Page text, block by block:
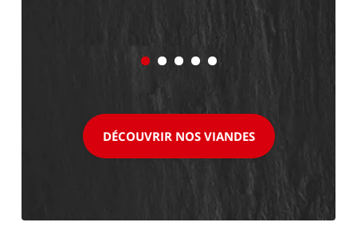
DÉCOUVRIR NOS VIANDES